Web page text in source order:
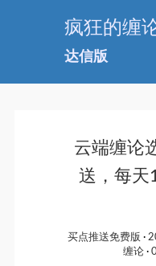
疯狂的缠
达信版
云端缠论
送，每天
买点推送免费版
缠论